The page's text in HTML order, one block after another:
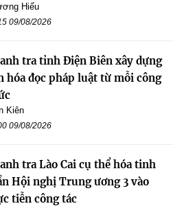
Hiếu
09/08/2026
tra tỉnh Điện Biên xây dựng
hóa đọc pháp luật từ mỗi công
Kiên
09/08/2026
tra Lào Cai cụ thể hóa tinh
Hội nghị Trung ương 3 vào
tiễn công tác